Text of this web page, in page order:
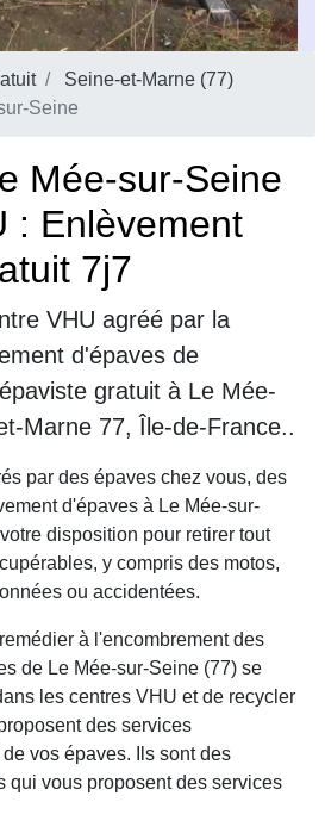
Seine-et-Marne (77)
Seine
Mée-sur-Seine
: Enlèvement
7j7
VHU agréé par la
d'épaves de
gratuit à Le Mée-
Marne 77, Île-de-France..
par des épaves chez vous, des
d'épaves à Le Mée-sur-
disposition pour retirer tout
y compris des motos,
ou accidentées.
à l'encombrement des
de Le Mée-sur-Seine (77) se
les centres VHU et de recycler
des services
vos épaves. Ils sont des
qui vous proposent des services